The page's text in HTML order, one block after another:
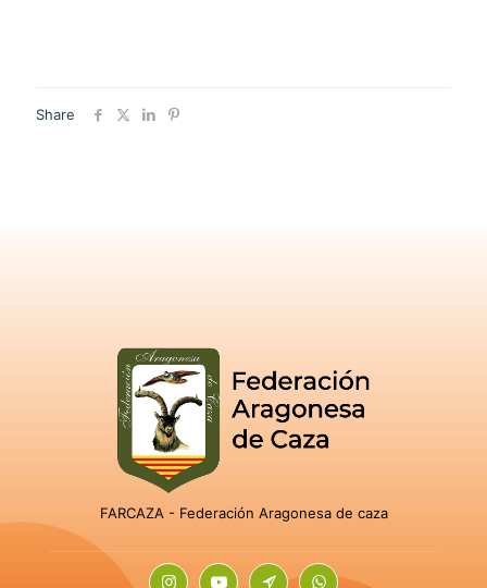
Share
FARCAZA - Federación Aragonesa de caza